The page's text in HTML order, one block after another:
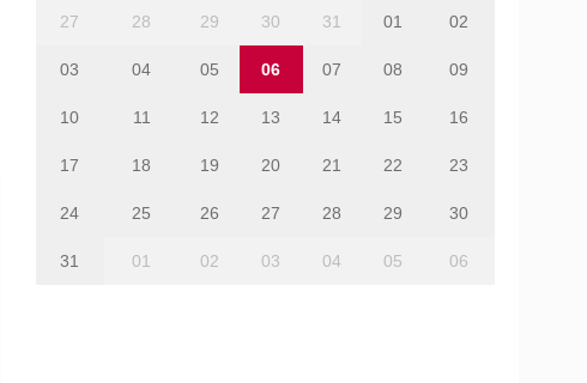
27 28 29 30 31 01 02
03 04 05 06 07 08 09
10 11 12 13 14 15 16
17 18 19 20 21 22 23
24 25 26 27 28 29 30
31 01 02 03 04 05 06